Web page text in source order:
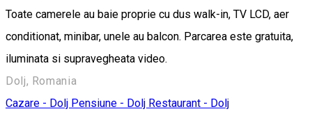
Toate camerele au baie proprie cu dus walk-in, TV LCD, aer
conditionat, minibar, unele au balcon. Parcarea este gratuita,
iluminata si supravegheata video.
Dolj, Romania
Cazare - Dolj Pensiune - Dolj Restaurant - Dolj